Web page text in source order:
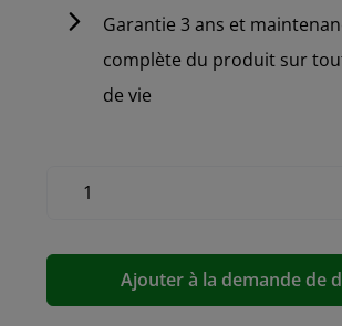
Garantie 3 ans et
complète du produit sur
de vie
Ajouter à la demande de